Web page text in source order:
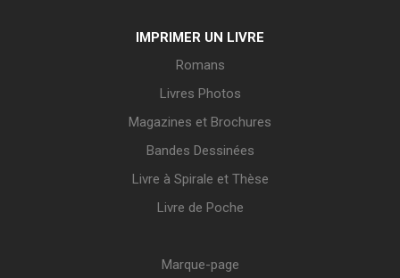
IMPRIMER UN LIVRE
Romans
Livres Photos
Magazines et Brochures
Bandes Dessinées
Livre à Spirale et Thèse
Livre de Poche
Marque-page